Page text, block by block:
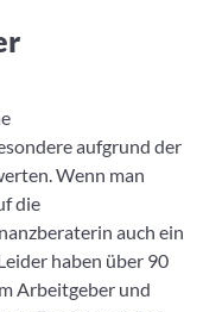
aufgrund der
Wenn man
die
auch ein
haben über 90
Arbeitgeber und